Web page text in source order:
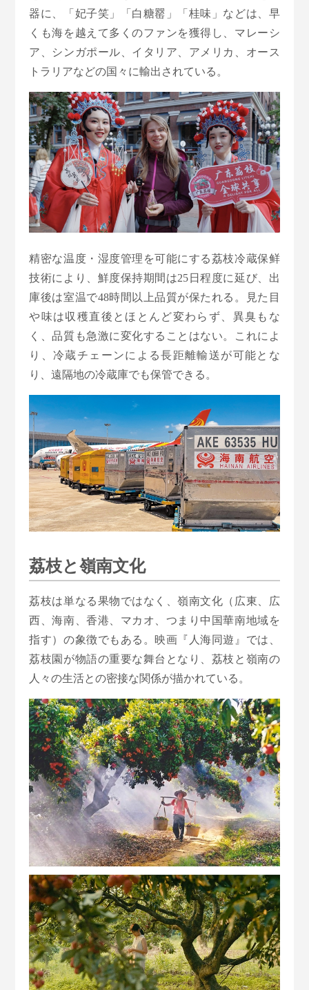
器に、「妃子笑」「白糖罂」「桂味」などは、早
くも海を越えて多くのファンを獲得し、マレーシ
ア、シンガポール、イタリア、アメリカ、オース
トラリアなどの国々に輸出されている。
精密な温度・湿度管理を可能にする荔枝冷蔵保鲜
技術により、鮮度保持期間は25日程度に延び、出
庫後は室温で48時間以上品質が保たれる。見た目
や味は収穫直後とほとんど変わらず、異臭もな
く、品質も急激に変化することはない。これによ
り、冷蔵チェーンによる長距離輸送が可能とな
り、遠隔地の冷蔵庫でも保管できる。
荔枝と嶺南文化
荔枝は単なる果物ではなく、嶺南文化（広東、広
西、海南、香港、マカオ、つまり中国華南地域を
指す）の象徴でもある。映画『人海同遊』では、
荔枝園が物語の重要な舞台となり、荔枝と嶺南の
人々の生活との密接な関係が描かれている。